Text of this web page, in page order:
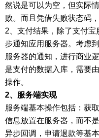
然说是可以为空，但实际
败。而且凭借失败状态码
2、支付结果，除了支付
步通知应用服务器。考虑
服务器的通知，进行商业
是支付的数据入库，需要
操作。
2、服务端实现
服务端基本操作包括：获
信息放置在服务器，而不
异步回调，申请退款等基